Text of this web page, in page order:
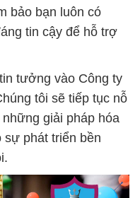
bảo bạn luôn có
tin cậy để hỗ trợ
tưởng vào Công ty
tôi sẽ tiếp tục nỗ
giải pháp hóa
sự phát triển bền